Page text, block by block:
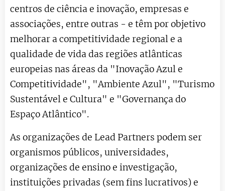
centros de ciência e inovação, empresas e
associações, entre outras - e têm por objetivo
melhorar a competitividade regional e a
qualidade de vida das regiões atlânticas
europeias nas áreas da "Inovação Azul e
Competitividade", "Ambiente Azul", "Turismo
Sustentável e Cultura" e "Governança do
Espaço Atlântico".
As organizações de Lead Partners podem ser
organismos públicos, universidades,
organizações de ensino e investigação,
instituições privadas (sem fins lucrativos) e